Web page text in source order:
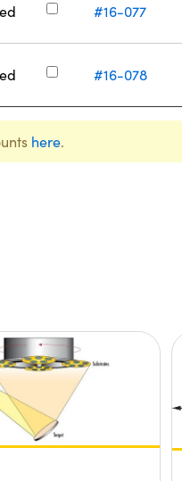
#16-077
#16-078
here.